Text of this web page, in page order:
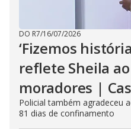
DO R7/16/07/2026
‘Fizemos
reflete Sheila
moradores |
Policial também agradeceu
81 dias de confinamento